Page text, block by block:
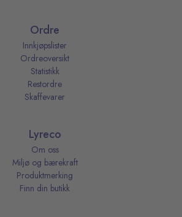
Ordre
Innkjøpslister
Ordreoversikt
Statistikk
Restordre
Skaffevarer
Lyreco
Om oss
Miljø og bærekraft
Produktmerking
Finn din butikk